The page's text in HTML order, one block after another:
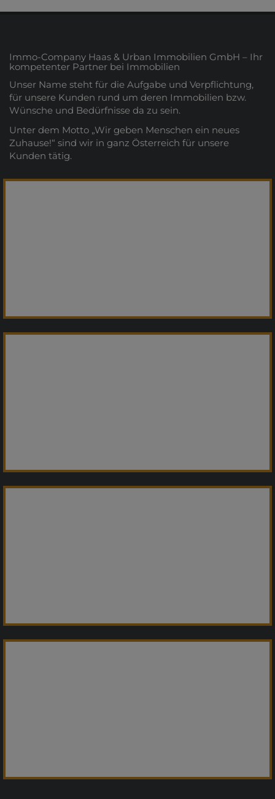
Immo-Company Haas & Urban Immobilien GmbH – Ihr
kompetenter Partner bei Immobilien
Unser Name steht für die Aufgabe und Verpflichtung,
für unsere Kunden rund um deren Immobilien bzw.
Wünsche und Bedürfnisse da zu sein.
Unter dem Motto „Wir geben Menschen ein neues
Zuhause!“ sind wir in ganz Österreich für unsere
Kunden tätig.